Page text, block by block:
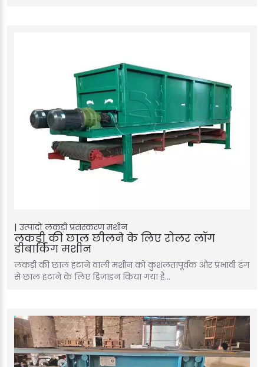
उत्पादों लकड़ी प्रसंस्करण मशीन
लकड़ी की छाल छीलने के लिए रोलर लॉग
डीबार्किंग मशीन
लकड़ी की छाल हटाने वाली मशीन को कुशलतापूर्वक और प्रभावी ढंग
से छाल हटाने के लिए डिज़ाइन किया गया है…